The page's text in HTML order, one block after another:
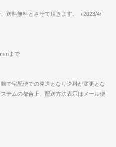
送料無料とさせて頂きます。（2023/4/
まで
で宅配便での発送となり送料が変更とな
テムの都合上、配送方法表示はメール便